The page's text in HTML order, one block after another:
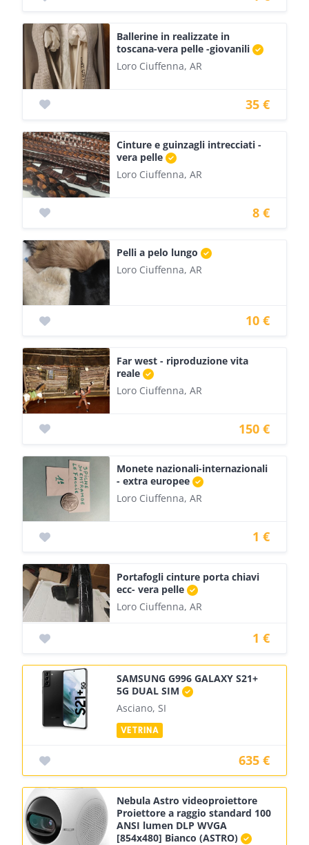
Ballerine in realizzate in
toscana-vera pelle -giovanili
Loro Ciuffenna, AR
35 €
Cinture e guinzagli intrecciati -
vera pelle
Loro Ciuffenna, AR
8 €
Pelli a pelo lungo
Loro Ciuffenna, AR
10 €
Far west - riproduzione vita
reale
Loro Ciuffenna, AR
150 €
Monete nazionali-internazionali
- extra europee
Loro Ciuffenna, AR
1 €
Portafogli cinture porta chiavi
ecc- vera pelle
Loro Ciuffenna, AR
1 €
SAMSUNG G996 GALAXY S21+
5G DUAL SIM
Asciano, SI
635 €
Nebula Astro videoproiettore
Proiettore a raggio standard 100
ANSI lumen DLP WVGA
[854x480] Bianco (ASTRO)